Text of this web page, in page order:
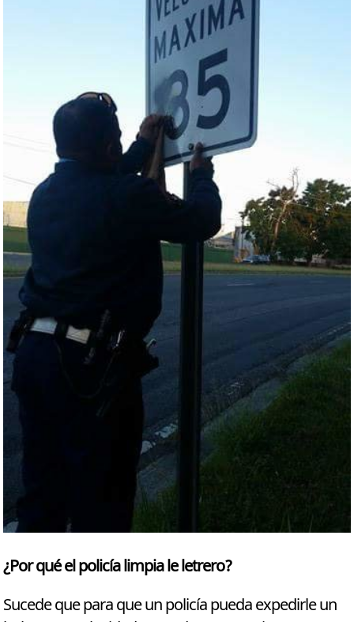
¿Por qué el policía limpia le letrero?
Sucede que para que un policía pueda expedirle un